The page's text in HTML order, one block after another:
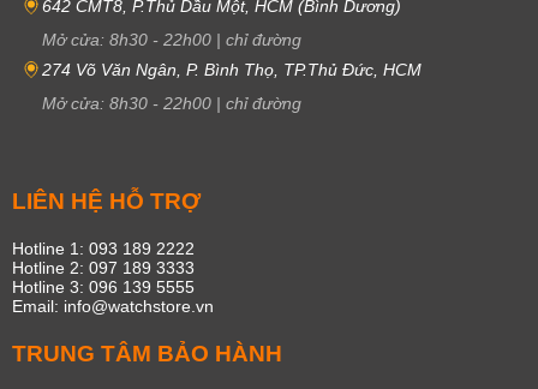
642 CMT8, P.Thủ Dầu Một, HCM (Bình Dương)
Mở cửa: 8h30 - 22h00 | chỉ đường
274 Võ Văn Ngân, P. Bình Thọ, TP.Thủ Đức, HCM
Mở cửa: 8h30 - 22h00 | chỉ đường
LIÊN HỆ HỖ TRỢ
Hotline 1: 093 189 2222
Hotline 2: 097 189 3333
Hotline 3: 096 139 5555
Email: info@watchstore.vn
TRUNG TÂM BẢO HÀNH